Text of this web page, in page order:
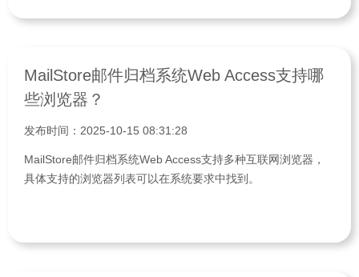
MailStore邮件归档系统Web Access支持哪
些浏览器？
发布时间：2025-10-15 08:31:28
MailStore邮件归档系统Web Access支持多种互联网浏览器，
具体支持的浏览器列表可以在系统要求中找到。